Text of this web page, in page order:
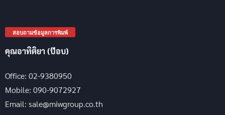
สอบถามข้อมูลการพิมพ์
คุณอาทิติยา (ป๊อบ)
Office: 02-9380950
Mobile: 090-9072927
Email: sale@miwgroup.co.th